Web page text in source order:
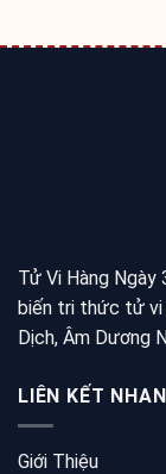
Tử Vi Hàng Ngày
biến tri thức tử vi
Dịch, Âm Dương
LIÊN KẾT
Giới Thiệu